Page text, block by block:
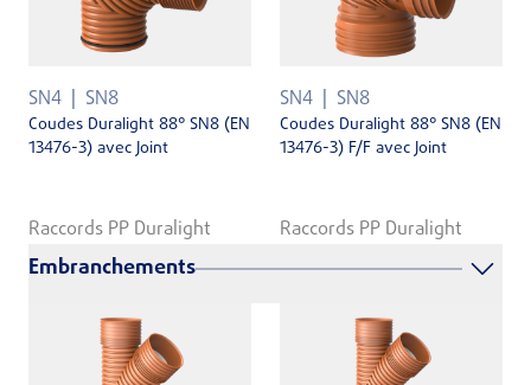
SN4 SN8
Coudes Duralight 88° SN8 (EN
13476-3) avec Joint
Raccords PP Duralight
SN4 SN8
Coudes Duralight 88° SN8 (EN
13476-3) F/F avec Joint
Raccords PP Duralight
Embranchements